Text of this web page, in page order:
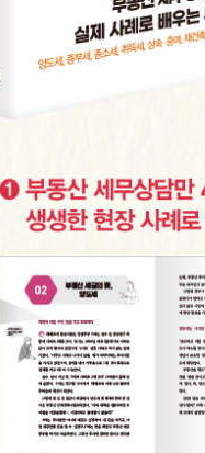
략] 부동산 양도금액, 연
다
중과한다
·납부할까?
1년에 1번만
세에 주의하자
다보기
도세 적게 내는 법
바뀌었다